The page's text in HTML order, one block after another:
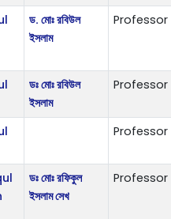
ড. মোঃ রবিউল
ইসলাম
Professor
ডঃ মোঃ রবিউল
ইসলাম
Professor
Professor
ডঃ মোঃ রফিকুল
ইসলাম সেখ
Professor